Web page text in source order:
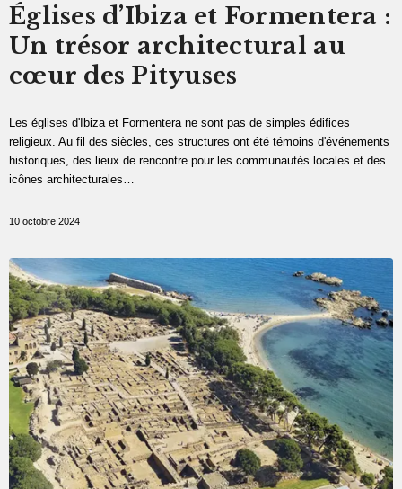
Églises d’Ibiza et Formentera :
Un trésor architectural au
cœur des Pityuses
Les églises d'Ibiza et Formentera ne sont pas de simples édifices
religieux. Au fil des siècles, ces structures ont été témoins d'événements
historiques, des lieux de rencontre pour les communautés locales et des
icônes architecturales…
10 octobre 2024